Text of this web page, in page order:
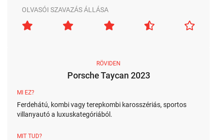
OLVASÓI SZAVAZÁS ÁLLÁSA
RÖVIDEN
Porsche Taycan 2023
MI EZ?
Ferdehátú, kombi vagy terepkombi karosszériás, sportos
villanyautó a luxuskategóriából.
MIT TUD?